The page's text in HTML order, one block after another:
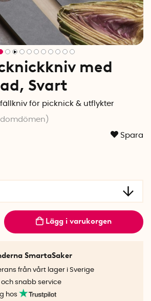
med
Svart
för picknick & utflykter
)
Spara
Lägg i varukorgen
SmartaSaker
från vårt lager i Sverige
snabb service
hos